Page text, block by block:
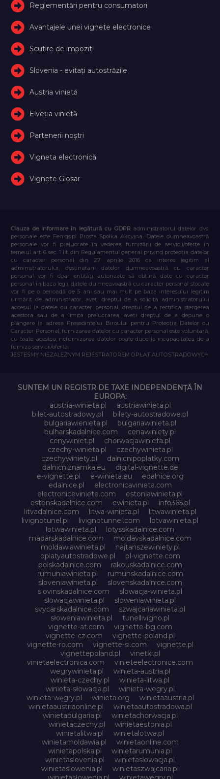
Reglementări pentru consumatori
Avantajele unei vignete electronice
Scutire de impozit
Slovenia - evitați autostrăzile
Austria vinietă
Elveţia vinietă
Partenerii noștri
Vigneta electronică
Vignete Glosar
Clauza de informare în legătură cu GDPR administratorul datelor dvs.
personale este Feniqs.pl Prosta Spółka Akcyjna. Datele dumneavoastră
personale vor fi prelucrate în vederea furnizării de servicii/oferte în
temeiul art. 6 sec. 1 lit. din Regulamentul general privind protecția datelor
cu caracter personal din 27 aprilie 2016 ca interes legitim al
administratorului, destinatarii datelor dumneavoastră cu caracter
personal vor fi doar entități autorizate să obțină date cu caracter
personal în baza legii, datele dumneavoastră cu caracter personal stocate
vor fi pe o perioadă de 5 ani sau mai mult pe baza interesului legitim
urmărit de administrator, aveți dreptul de a solicita administratorului
accesul la datele cu caracter personal, dreptul de a rectifica ștergerea
acestora sau de a limita prelucrarea, aveți dreptul de a depune o
plângere la adresa Președintelui Biroului pentru Protecția Datelor cu
Caracter Personal, furnizarea datelor cu caracter personal este voluntară,
cu toate acestea, nefurnizarea datelor poate duce la incapacitatea de a
furniza servicii/oferta.
JESTEŚMY NIEZALEŻNYM REJESTRATOREM OPŁAT AUTOSTRADOWYCH
SUNTEM UN REGISTR DE TAXE INDEPENDENȚĂ ÎN
EUROPA:
austria-winieta.pl
austriawinieta.pl
bilet-autostradowy.pl
bilety-autostradowe.pl
bulgariawienieta.pl
bulgariawinieta.pl
bulharskadalnice.com
cenawiniety.pl
cenywiniet.pl
chorwacjawinieta.pl
czechy-winieta.pl
czechywinieta.pl
czechywiniety.pl
dalnicnipoplatky.com
dalnicniznamka.eu
digital-vignette.de
e-vignette.pl
e-winieta.eu
edalnice.org
edalnice.pl
electronicavinieta.com
electroniceviniete.com
estoniawinieta.pl
estonskadalnice.com
ewinieta.pl
info365.pl
litvadalnice.com
litwa-winieta.pl
litwawinieta.pl
livignotunel.pl
livignotunnel.com
lotvawinieta.pl
lotwawinieta.pl
lotysskadalnice.com
madarskadalnice.com
moldavskadalnice.com
moldawiawinieta.pl
najtanszewiniety.pl
oplatyautostradowe.pl
pl-vignette.com
polskadalnice.com
rakouskadalnice.com
rumuniawinieta.pl
rumunskadalnice.com
sloveniawinieta.pl
slovenskadalnice.com
slovinskadalnice.com
slowacja-winieta.pl
slowacjawinieta.pl
sloweniawinieta.pl
svycarskadalnice.com
szwajcariawinieta.pl
słoweniawinieta.pl
tunellivigno.pl
vignette-at.com
vignette-bg.com
vignette-cz.com
vignette-poland.pl
vignette-ro.com
vignette-si.com
vignette.pl
vignettepoland.pl
vinetki.pl
vinietaelectronica.com
vinieteelectronice.com
wegrywinieta.pl
winieta-austria.pl
winieta-czechy.pl
winieta-litwa.pl
winieta-słowacja.pl
winieta-wegry.pl
winieta-węgry.pl
winieta.org
winietaaustria.pl
winietaaustriaonline.pl
winietaautostradowa.pl
winietabulgaria.pl
winietachorwacja.pl
winietaczechy.pl
winietaestonia.pl
winietalitwa.pl
winietalotwa.pl
winietamoldawia.pl
winietaonline.com
winietapolska.pl
winietarumunia.pl
winietaslovenia.pl
winietaslowacja.pl
winietaslowenia.pl
winietaszwajcaria.pl